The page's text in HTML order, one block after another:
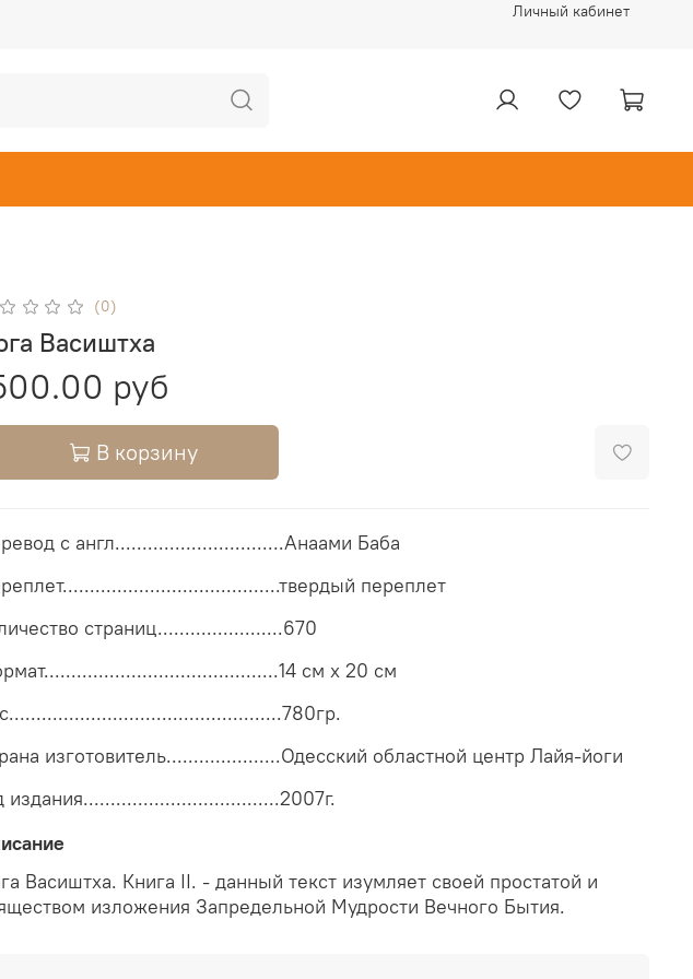
Личный кабинет
(0)
Васиштха
руб
В корзину
с англ...............................Анаами Баба
переплет
страниц.......................670
см x 20 см
изготовитель.....................Одесский областной центр Лайя-йоги
издания....................................2007г.
Васиштха. Книга II. - данный текст изумляет своей простатой и
изложения Запредельной Мудрости Вечного Бытия.